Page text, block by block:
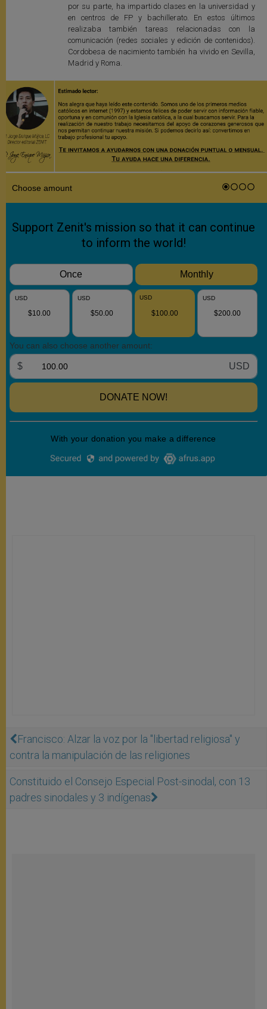
por su parte, ha impartido clases en la universidad y
en centros de FP y bachillerato. En estos últimos
realizaba también tareas relacionadas con la
comunicación (redes sociales y edición de contenidos).
Cordobesa de nacimiento también ha vivido en Sevilla,
Madrid y Roma.
Francisco: Alzar la voz por la "libertad religiosa" y
contra la manipulación de las religiones
Constituido el Consejo Especial Post-sinodal, con 13
padres sinodales y 3 indígenas